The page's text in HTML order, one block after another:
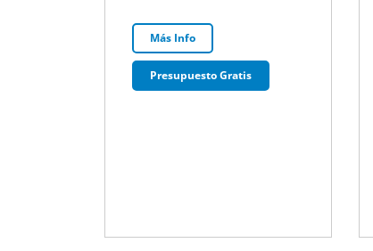
Más Info
Presupuesto Gratis